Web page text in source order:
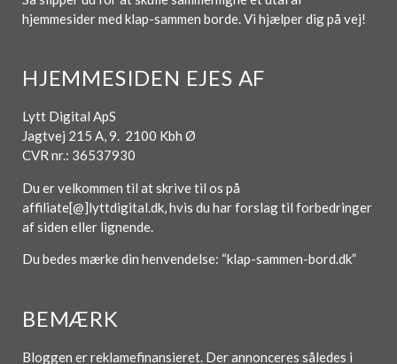
hjemmesider med klap-sammen borde. Vi hjælper dig på vej!
HJEMMESIDEN EJES AF
Lytt Digital ApS
Jagtvej 215 A, 9. 2100 Kbh Ø
CVR nr.: 36537930
Du er velkommen til at skrive til os på
affiliate[@]lyttdigital.dk, hvis du har forslag til forbedringer
af siden eller lignende.
Du bedes mærke din henvendelse: “klap-sammen-bord.dk”
BEMÆRK
Bloggen er reklamefinansieret. Der annonceres således i